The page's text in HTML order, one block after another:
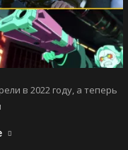
в 2022 году, а теперь